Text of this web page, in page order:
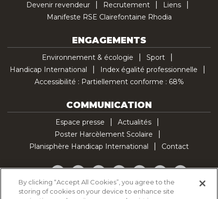
Devenir revendeur
Recrutement
Liens
Manifeste RSE Clairefontaine Rhodia
ENGAGEMENTS
Environnement & écologie
Sport
Handicap International
Index égalité professionnelle
Accessibilité : Partiellement conforme : 68%
COMMUNICATION
Espace presse
Actualités
Poster Harcèlement Scolaire
Planisphère Handicap International
Contact
Facebook
TwitterYouTubePinterestInstagramLinkedInTikTok
Politique d'utilisation des cookies
By clicking “Accept All Cookies”, you agree to the
storing of cookies on your device to enhance site